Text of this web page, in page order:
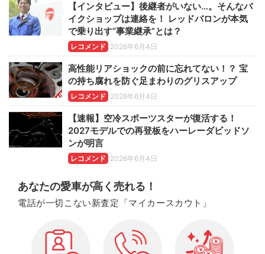
【インタビュー】後継者がいない…。そんなバ
イクショップは連絡を！ レッドバロンが本気
で乗り出す“事業継承”とは？
レコメンド 2026年6月4日
高性能リアショックの前に忘れてない！？ 宝
の持ち腐れを防ぐ足まわりのグリスアップ
レコメンド 2026年6月4日
【速報】空冷スポーツスターが復活する！
2027モデルでの再登板をハーレーダビッドソ
ンが明言
レコメンド 2026年6月4日
あなたの愛車が高く売れる！
電話が一切こない新査定「マイカースカウト」